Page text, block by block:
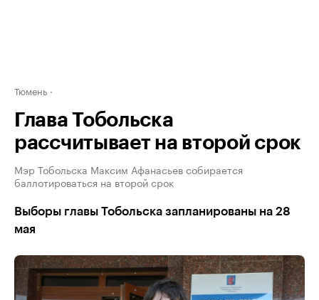
Тюмень
Глава Тобольска
рассчитывает на второй срок
Мэр Тобольска Максим Афанасьев собирается
баллотироваться на второй срок
Выборы главы Тобольска запланированы на 28
мая